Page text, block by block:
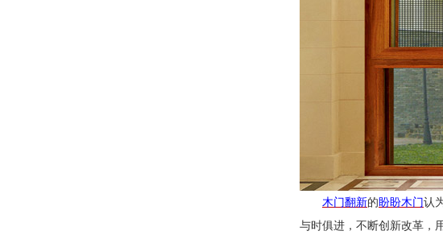
木门翻新的盼盼木门认
与时俱进，不断创新改革，